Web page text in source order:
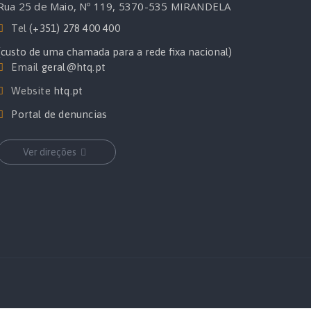
25 de Maio, Nº 119, 5370-535 MIRANDELA
Tel(+351) 278 400 400
de uma chamada para a rede fixa nacional)
Email geral@htq.pt
Website htq.pt
Portal de denuncias
Ver direções